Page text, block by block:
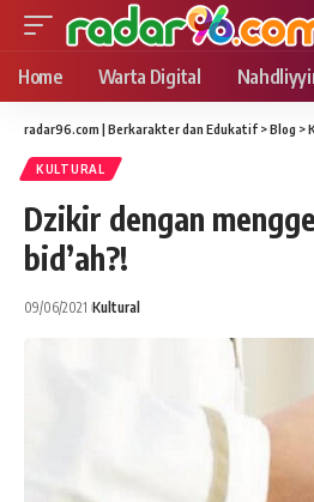
Home Warta Digital
radar96.com | Berkarakter dan Edukatif >Blog >
KULTURAL
Dzikir dengan
bid’ah?!
09/06/2021 Kultural